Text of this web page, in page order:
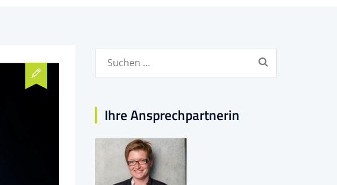
Suchen
Ihre Ansprechpartnerin